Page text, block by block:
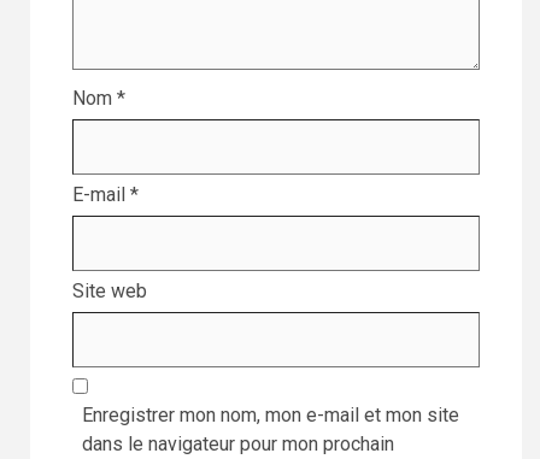
Nom *
E-mail *
Site web
Enregistrer mon nom, mon e-mail et mon site
dans le navigateur pour mon prochain